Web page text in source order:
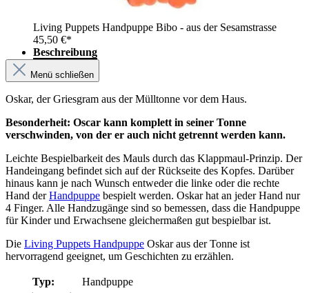
Living Puppets Handpuppe Bibo - aus der Sesamstrasse
45,50 €*
Beschreibung
Menü schließen
Oskar, der Griesgram aus der Mülltonne vor dem Haus.
Besonderheit: Oscar kann komplett in seiner Tonne
verschwinden, von der er auch nicht getrennt werden kann.
Leichte Bespielbarkeit des Mauls durch das Klappmaul-Prinzip. Der
Handeingang befindet sich auf der Rückseite des Kopfes. Darüber
hinaus kann je nach Wunsch entweder die linke oder die rechte
Hand derHandpuppe bespielt werden. Oskar hat an jeder Hand nur
4 Finger. Alle Handzugänge sind so bemessen, dass die Handpuppe
für Kinder und Erwachsene gleichermaßen gut bespielbar ist.
Die Living Puppets Handpuppe Oskar aus der Tonne ist
hervorragend geeignet, um Geschichten zu erzählen.
Typ:
Handpuppe